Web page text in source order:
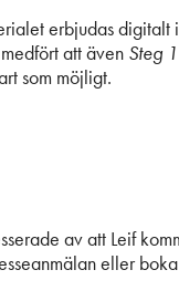
erbjudas digitalt i
att även Steg
som möjligt.
av att Leif
eller